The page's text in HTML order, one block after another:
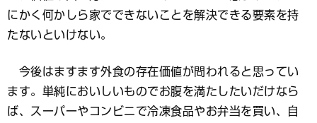
にかく何かしら家でできないことを解決できる要素を持
たないといけない。
今後はますます外食の存在価値が問われると思ってい
ます。単純においしいものでお腹を満たしたいだけなら
ば、スーパーやコンビニで冷凍食品やお弁当を買い、自